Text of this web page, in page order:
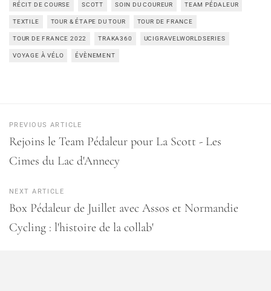
RÉCIT DE COURSE SCOTT SOIN DU COUREUR TEAM PÉDALEUR
TEXTILE TOUR & ÉTAPE DU TOUR TOUR DE FRANCE
TOUR DE FRANCE 2022 TRAKA360 UCIGRAVELWORLDSERIES
VOYAGE À VÉLO ÉVÈNEMENT
PREVIOUS ARTICLE
Rejoins le Team Pédaleur pour La Scott - Les
Cimes du Lac d'Annecy
NEXT ARTICLE
Box Pédaleur de Juillet avec Assos et Normandie
Cycling : l'histoire de la collab'